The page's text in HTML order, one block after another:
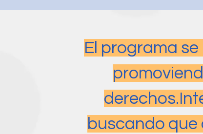
El programa
derechos.
buscando